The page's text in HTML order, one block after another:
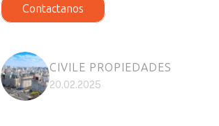
Contactanos
CIVILE PROPIEDADES
20.02.2025